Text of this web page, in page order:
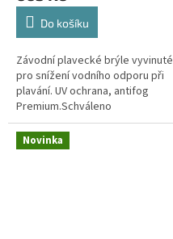
Do košíku
Závodní plavecké brýle vyvinuté
pro snížení vodního odporu při
plavání. UV ochrana, antifog
Premium.Schváleno
mezinárodní plaveckou federací
FINA.
Novinka